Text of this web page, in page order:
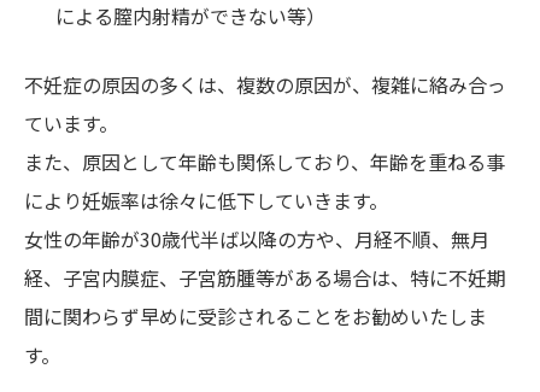
による膣内射精ができない等）
不妊症の原因の多くは、複数の原因が、複雑に絡み合っ
ています。
また、原因として年齢も関係しており、年齢を重ねる事
により妊娠率は徐々に低下していきます。
女性の年齢が30歳代半ば以降の方や、月経不順、無月
経、子宮内膜症、子宮筋腫等がある場合は、特に不妊期
間に関わらず早めに受診されることをお勧めいたしま
す。